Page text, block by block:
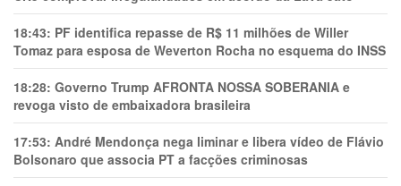
18:43: PF identifica repasse de R$ 11 milhões de Willer
Tomaz para esposa de Weverton Rocha no esquema do INSS
18:28: Governo Trump AFRONTA NOSSA SOBERANIA e
revoga visto de embaixadora brasileira
17:53: André Mendonça nega liminar e libera vídeo de Flávio
Bolsonaro que associa PT a facções criminosas